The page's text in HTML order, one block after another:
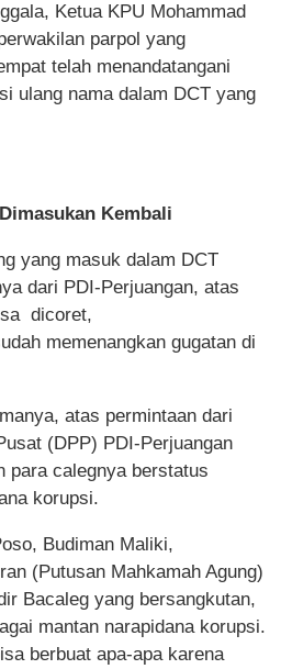
Ketua KPU Mohammad
parpol yang
telah menandatangani
ulang nama dalam DCT yang
Kembali
yang masuk dalam DCT
dari PDI-Perjuangan, atas
dicoret,
memenangkan gugatan di
atas permintaan dari
(DPP) PDI-Perjuangan
para calegnya berstatus
korupsi.
Budiman Maliki,
(Putusan Mahkamah Agung)
Bacaleg yang bersangkutan,
mantan narapidana korupsi.
berbuat apa-apa karena